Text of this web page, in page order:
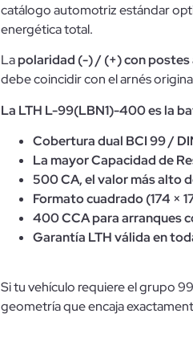
catálogo automotriz estándar
energética total.
Lapolaridad (-) / (+) con
debe coincidir con el arnés
La LTH L-99(LBN1)-400 es la
Cobertura dual BCI 99 /
La mayor Capacidad de
500 CA, el valor más alto
Formato cuadrado (174 ×
400 CCA para arranques
Garantía LTH válida en
Si tu vehículo requiere el grupo
geometría que encaja